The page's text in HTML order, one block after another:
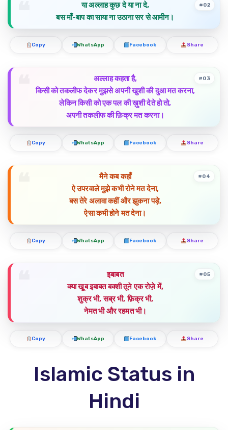
या अल्लाह कुछ दे या ना दे,
बस माँ-बाप का साया ना उठाना सर से आमीन।
#02
Copy WhatsApp Facebook Share
अल्लाह कहता है,
किसी को तकलीफ देकर मुझसे अपनी खुशी की दुआ मत करना,
लेकिन किसी को एक पल की ख़ुशी देते हो तो,
अपनी तकलीफ की फ़िक्र मत करना।
#03
Copy WhatsApp Facebook Share
मैने कब कहाँ
ऐ उपरवाले मुझे कभी रोने मत देना,
बस तेरे अलावा कहीं और झुकना पड़े,
ऐसा कभी होने मत देना।
#04
Copy WhatsApp Facebook Share
इबाबत
क्या खूब इबाबत बक्शी तूने एक रोज़े में,
शुक्र भी, सब्र भी, फ़िक्र भी,
नेमत भी और रहमत भी।
#05
Copy WhatsApp Facebook Share
Islamic Status in
Hindi